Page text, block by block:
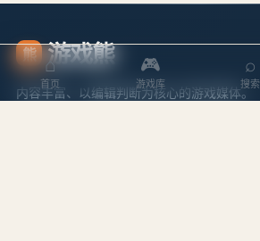
熊 游戏熊
内容丰富、以编辑判断为核心的游戏媒体。
⌂
首页
🎮
游戏库
⌕
搜索